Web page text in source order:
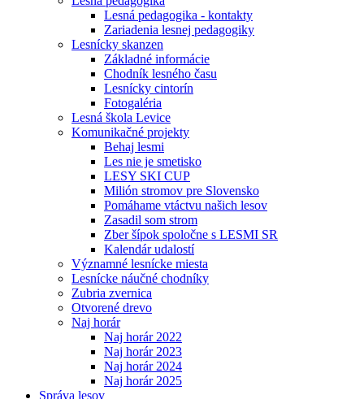
Lesná pedagogika - kontakty
Zariadenia lesnej pedagogiky
Lesnícky skanzen
Základné informácie
Chodník lesného času
Lesnícky cintorín
Fotogaléria
Lesná škola Levice
Komunikačné projekty
Behaj lesmi
Les nie je smetisko
LESY SKI CUP
Milión stromov pre Slovensko
Pomáhame vtáctvu našich lesov
Zasadil som strom
Zber šípok spoločne s LESMI SR
Kalendár udalostí
Významné lesnícke miesta
Lesnícke náučné chodníky
Zubria zvernica
Otvorené drevo
Naj horár
Naj horár 2022
Naj horár 2023
Naj horár 2024
Naj horár 2025
Správa lesov